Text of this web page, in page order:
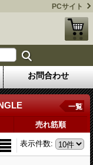
PCサイト
お問合わせ
一覧
売れ筋順
表示件数: